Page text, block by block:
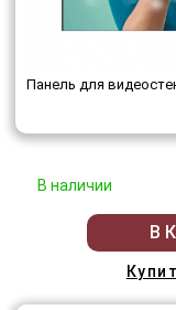
Панель для
В наличии
В